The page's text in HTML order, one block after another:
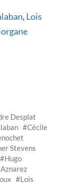
, Lois
Desplat
Cécile
Stevens
Hugo
Lois